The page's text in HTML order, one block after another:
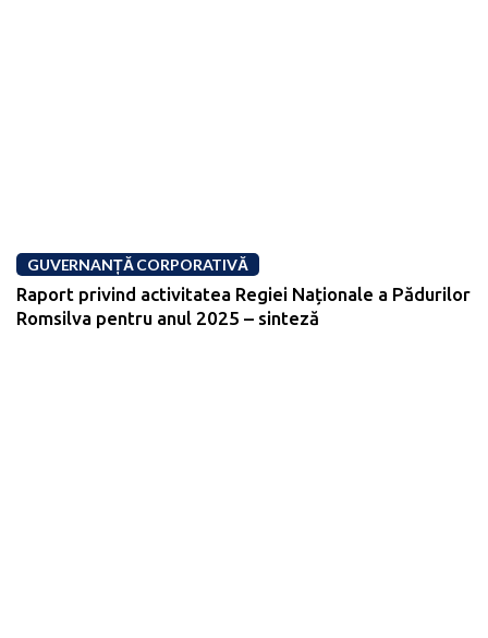
GUVERNANȚĂ CORPORATIVĂ
Raport privind activitatea Regiei Naționale a Pădurilor
Romsilva pentru anul 2025 – sinteză